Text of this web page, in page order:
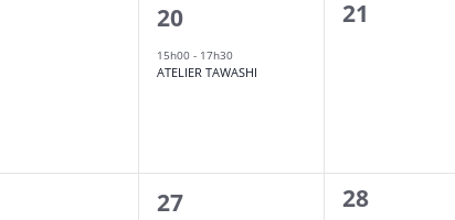
1
évènement,
20
15h00- 17h30
ATELIER TAWASHI
0
21
3
27
0
28